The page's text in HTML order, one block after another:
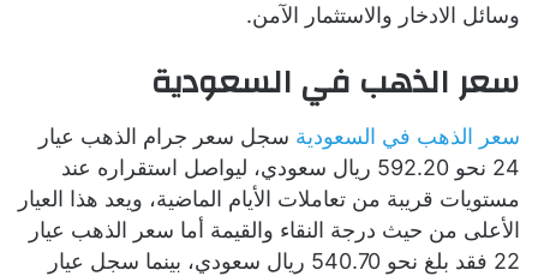
وسائل الادخار والاستثمار الآمن.
سعر الذهب في السعودية
سعر الذهب في السعودية سجل سعر جرام الذهب عيار
24 نحو 592.20 ريال سعودي، ليواصل استقراره عند
مستويات قريبة من تعاملات الأيام الماضية، ويعد هذا العيار
الأعلى من حيث درجة النقاء والقيمة أما سعر الذهب عيار
22 فقد بلغ نحو 540.70 ريال سعودي، بينما سجل عيار